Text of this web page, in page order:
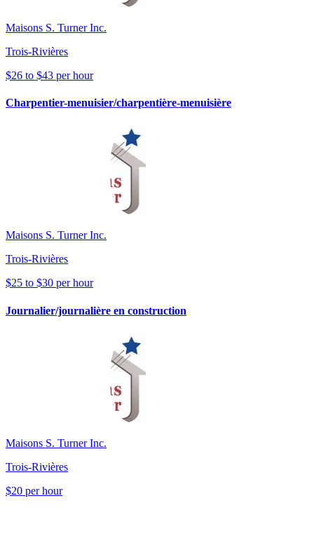
Maisons S. Turner Inc.
Trois-Rivières
$26 to $43 per hour
Charpentier-menuisier/charpentière-menuisière
Maisons S. Turner Inc.
Trois-Rivières
$25 to $30 per hour
Journalier/journalière en construction
Maisons S. Turner Inc.
Trois-Rivières
$20 per hour